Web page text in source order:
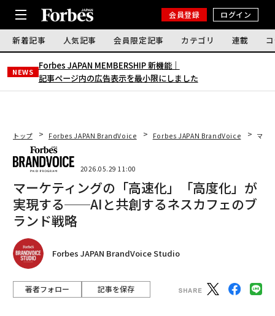
会員登録 ログイン
新着記事 人気記事 会員限定記事 カテゴリ 連載
NEWS
Forbes JAPAN MEMBERSHIP 新機能｜
記事ページ内の広告表示を最小限にしました
トップ Forbes JAPAN BrandVoice Forbes JAPAN BrandVoice マー
2026.05.29 11:00
マーケティングの「高速化」「高度化」が
実現する──AIと共創するネスカフェのブ
ランド戦略
Forbes JAPAN BrandVoice Studio
著者フォロー 記事を保存